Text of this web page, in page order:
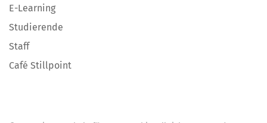
E-Learning
Studierende
Staff
Café Stillpoint